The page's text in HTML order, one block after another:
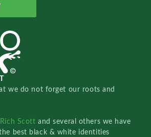
we do not forget our roots and
Rich Scottand several others we have
best black & white identities